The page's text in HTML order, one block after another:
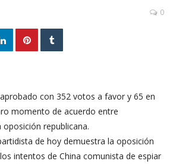
0
con 352 votos a favor y 65 en
momento de acuerdo entre
republicana.
de hoy demuestra la oposición
intentos de China comunista de espiar